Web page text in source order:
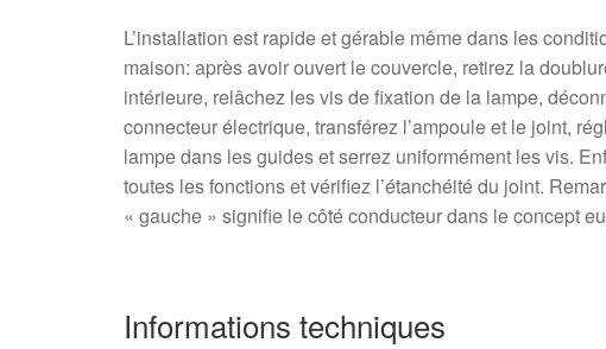
L’installation est rapide et gérable même dans les
maison: après avoir ouvert le couvercle, retirez la
intérieure, relâchez les vis de fixation de la lampe,
connecteur électrique, transférez l’ampoule et le joint,
lampe dans les guides et serrez uniformément les vis.
toutes les fonctions et vérifiez l’étanchéité du joint.
« gauche » signifie le côté conducteur dans le concept
Informations techniques